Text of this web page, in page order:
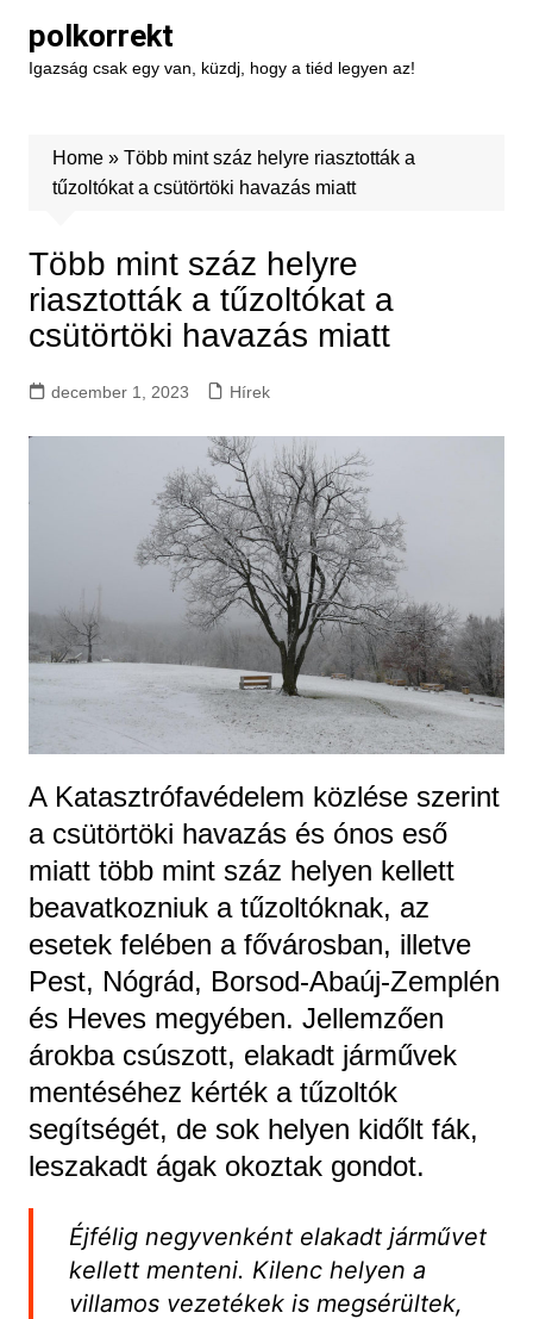
content
polkorrekt
Igazság csak egy van, küzdj, hogy a tiéd legyen az!
Home» Több mint száz helyre riasztották a
tűzoltókat a csütörtöki havazás miatt
Több mint száz helyre
riasztották a tűzoltókat a
csütörtöki havazás miatt
december 1, 2023 Hírek
A Katasztrófavédelem közlése szerint
a csütörtöki havazás és ónos eső
miatt több mint száz helyen kellett
beavatkozniuk a tűzoltóknak, az
esetek felében a fővárosban, illetve
Pest, Nógrád, Borsod-Abaúj-Zemplén
és Heves megyében. Jellemzően
árokba csúszott, elakadt járművek
mentéséhez kérték a tűzoltók
segítségét, de sok helyen kidőlt fák,
leszakadt ágak okoztak gondot.
Éjfélig negyvenként elakadt járművet
kellett menteni. Kilenc helyen a
villamos vezetékek is megsérültek,